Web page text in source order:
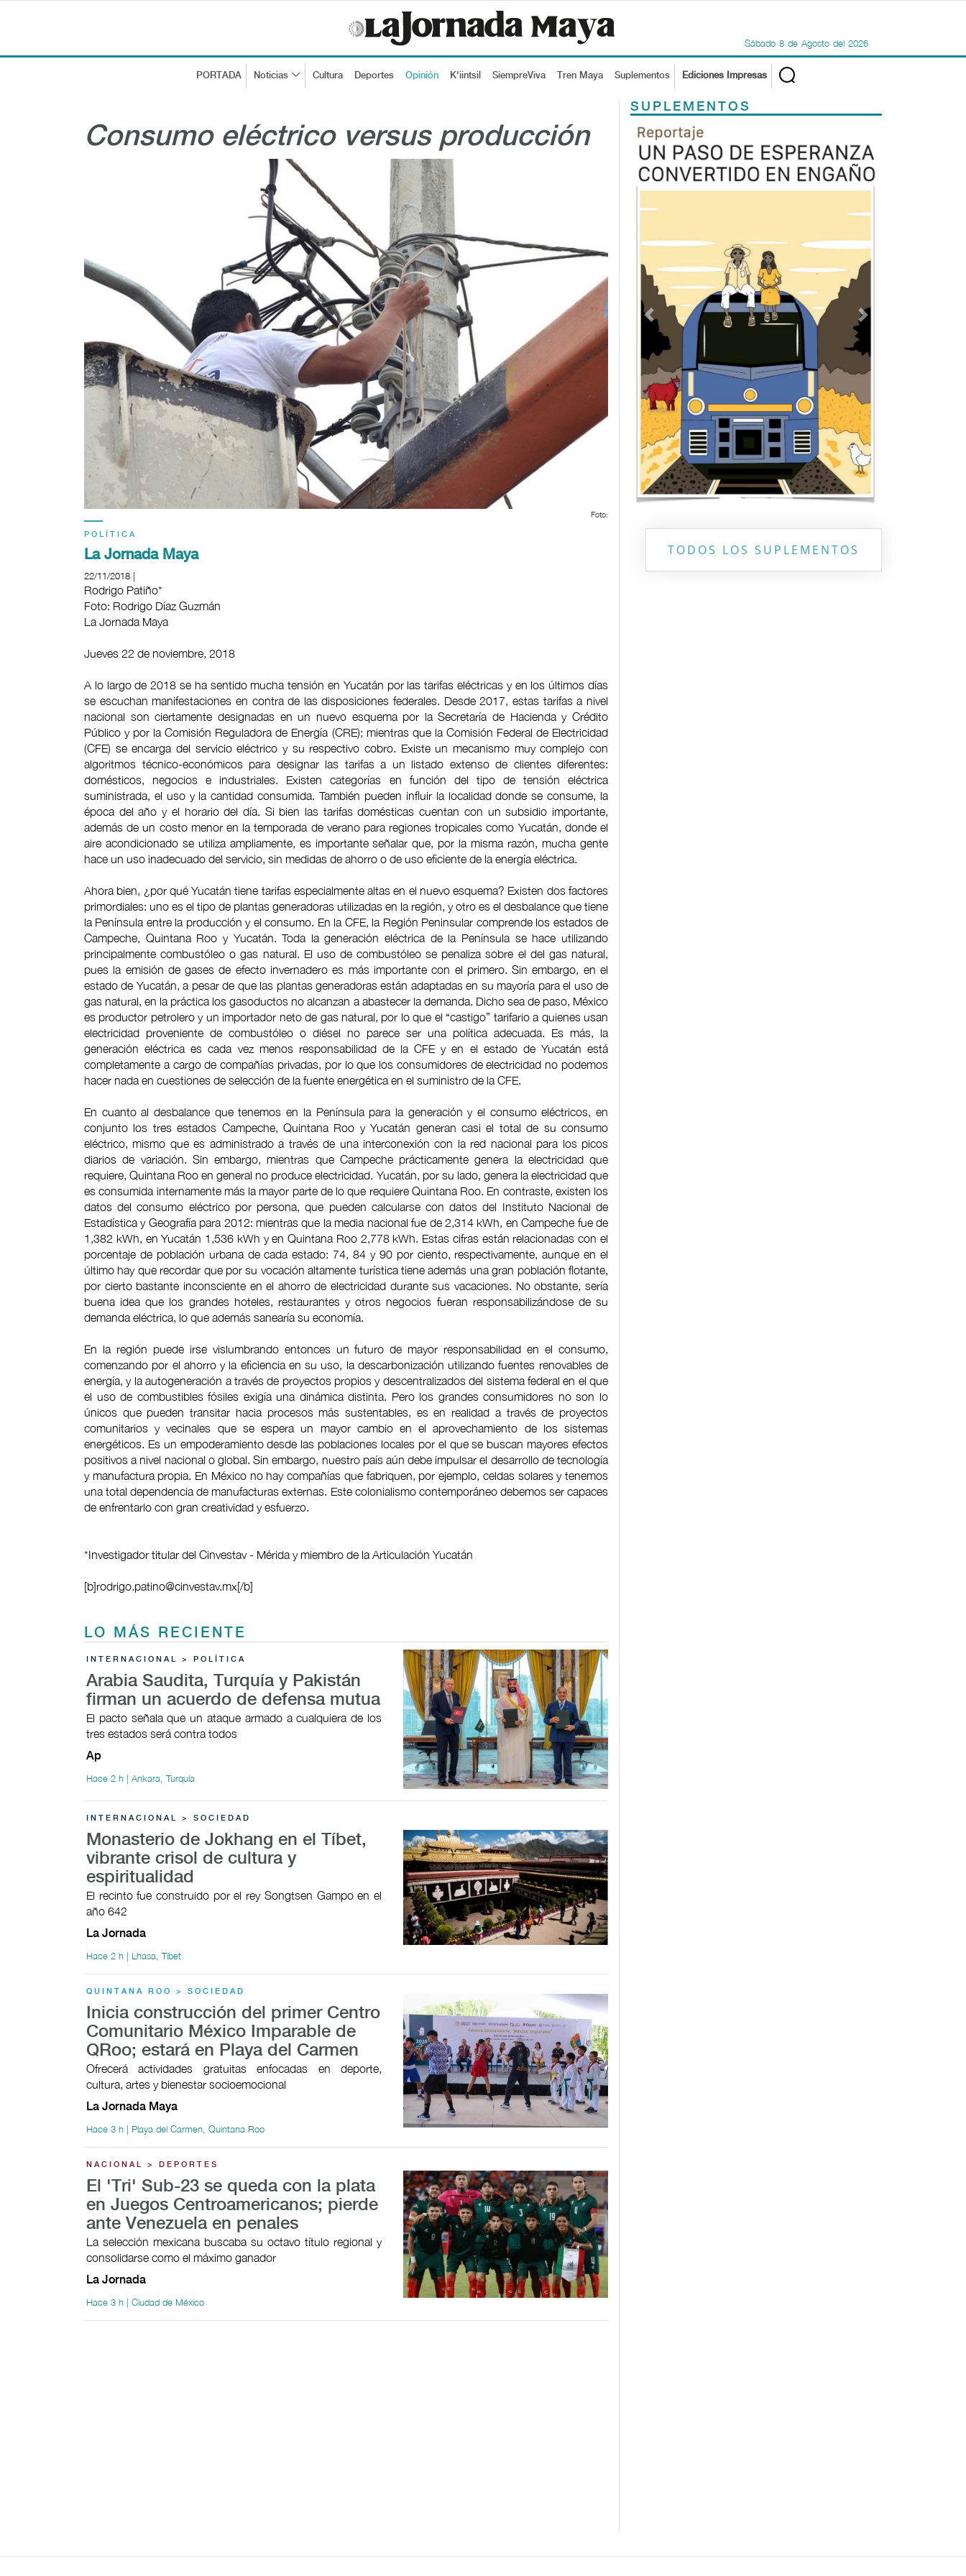
Sábado 8 de Agosto del 2026
PORTADA Noticias Cultura Deportes Opinión K'iintsil SiempreViva Tren Maya Suplementos Ediciones Impresas
Consumo eléctrico versus producción
Foto:
POLÍTICA
La Jornada Maya
22/11/2018 |
Rodrigo Patiño*
Foto: Rodrigo Díaz Guzmán
La Jornada Maya
Jueves 22 de noviembre, 2018
A lo largo de 2018 se ha sentido mucha tensión en Yucatán por las tarifas eléctricas y en los últimos días
se escuchan manifestaciones en contra de las disposiciones federales. Desde 2017, estas tarifas a nivel
nacional son ciertamente designadas en un nuevo esquema por la Secretaría de Hacienda y Crédito
Público y por la Comisión Reguladora de Energía (CRE); mientras que la Comisión Federal de Electricidad
(CFE) se encarga del servicio eléctrico y su respectivo cobro. Existe un mecanismo muy complejo con
algoritmos técnico-económicos para designar las tarifas a un listado extenso de clientes diferentes:
domésticos, negocios e industriales. Existen categorías en función del tipo de tensión eléctrica
suministrada, el uso y la cantidad consumida. También pueden influir la localidad donde se consume, la
época del año y el horario del día. Si bien las tarifas domésticas cuentan con un subsidio importante,
además de un costo menor en la temporada de verano para regiones tropicales como Yucatán, donde el
aire acondicionado se utiliza ampliamente, es importante señalar que, por la misma razón, mucha gente
hace un uso inadecuado del servicio, sin medidas de ahorro o de uso eficiente de la energía eléctrica.
Ahora bien, ¿por qué Yucatán tiene tarifas especialmente altas en el nuevo esquema? Existen dos factores
primordiales: uno es el tipo de plantas generadoras utilizadas en la región, y otro es el desbalance que tiene
la Península entre la producción y el consumo. En la CFE, la Región Peninsular comprende los estados de
Campeche, Quintana Roo y Yucatán. Toda la generación eléctrica de la Península se hace utilizando
principalmente combustóleo o gas natural. El uso de combustóleo se penaliza sobre el del gas natural,
pues la emisión de gases de efecto invernadero es más importante con el primero. Sin embargo, en el
estado de Yucatán, a pesar de que las plantas generadoras están adaptadas en su mayoría para el uso de
gas natural, en la práctica los gasoductos no alcanzan a abastecer la demanda. Dicho sea de paso, México
es productor petrolero y un importador neto de gas natural, por lo que el “castigo” tarifario a quienes usan
electricidad proveniente de combustóleo o diésel no parece ser una política adecuada. Es más, la
generación eléctrica es cada vez menos responsabilidad de la CFE y en el estado de Yucatán está
completamente a cargo de compañías privadas, por lo que los consumidores de electricidad no podemos
hacer nada en cuestiones de selección de la fuente energética en el suministro de la CFE.
En cuanto al desbalance que tenemos en la Península para la generación y el consumo eléctricos, en
conjunto los tres estados Campeche, Quintana Roo y Yucatán generan casi el total de su consumo
eléctrico, mismo que es administrado a través de una interconexión con la red nacional para los picos
diarios de variación. Sin embargo, mientras que Campeche prácticamente genera la electricidad que
requiere, Quintana Roo en general no produce electricidad. Yucatán, por su lado, genera la electricidad que
es consumida internamente más la mayor parte de lo que requiere Quintana Roo. En contraste, existen los
datos del consumo eléctrico por persona, que pueden calcularse con datos del Instituto Nacional de
Estadística y Geografía para 2012: mientras que la media nacional fue de 2,314 kWh, en Campeche fue de
1,382 kWh, en Yucatán 1,536 kWh y en Quintana Roo 2,778 kWh. Estas cifras están relacionadas con el
porcentaje de población urbana de cada estado: 74, 84 y 90 por ciento, respectivamente, aunque en el
último hay que recordar que por su vocación altamente turística tiene además una gran población flotante,
por cierto bastante inconsciente en el ahorro de electricidad durante sus vacaciones. No obstante, sería
buena idea que los grandes hoteles, restaurantes y otros negocios fueran responsabilizándose de su
demanda eléctrica, lo que además sanearía su economía.
En la región puede irse vislumbrando entonces un futuro de mayor responsabilidad en el consumo,
comenzando por el ahorro y la eficiencia en su uso, la descarbonización utilizando fuentes renovables de
energía, y la autogeneración a través de proyectos propios y descentralizados del sistema federal en el que
el uso de combustibles fósiles exigía una dinámica distinta. Pero los grandes consumidores no son lo
únicos que pueden transitar hacia procesos más sustentables, es en realidad a través de proyectos
comunitarios y vecinales que se espera un mayor cambio en el aprovechamiento de los sistemas
energéticos. Es un empoderamiento desde las poblaciones locales por el que se buscan mayores efectos
positivos a nivel nacional o global. Sin embargo, nuestro país aún debe impulsar el desarrollo de tecnología
y manufactura propia. En México no hay compañías que fabriquen, por ejemplo, celdas solares y tenemos
una total dependencia de manufacturas externas. Este colonialismo contemporáneo debemos ser capaces
de enfrentarlo con gran creatividad y esfuerzo.
*Investigador titular del Cinvestav - Mérida y miembro de la Articulación Yucatán
[b]rodrigo.patino@cinvestav.mx[/b]
LO MÁS RECIENTE
INTERNACIONAL > POLÍTICA
Arabia Saudita, Turquía y Pakistán
firman un acuerdo de defensa mutua
El pacto señala que un ataque armado a cualquiera de los
tres estados será contra todos
Ap
Hace 2 h | Ankara, Turquía
INTERNACIONAL > SOCIEDAD
Monasterio de Jokhang en el Tíbet,
vibrante crisol de cultura y
espiritualidad
El recinto fue construido por el rey Songtsen Gampo en el
año 642
La Jornada
Hace 2 h | Lhasa, Tíbet
QUINTANA ROO > SOCIEDAD
Inicia construcción del primer Centro
Comunitario México Imparable de
QRoo; estará en Playa del Carmen
Ofrecerá actividades gratuitas enfocadas en deporte,
cultura, artes y bienestar socioemocional
La Jornada Maya
Hace 3 h | Playa del Carmen, Quintana Roo
NACIONAL > DEPORTES
El 'Tri' Sub-23 se queda con la plata
en Juegos Centroamericanos; pierde
ante Venezuela en penales
La selección mexicana buscaba su octavo título regional y
consolidarse como el máximo ganador
La Jornada
Hace 3 h | Ciudad de México
SUPLEMENTOS
Previous Next
TODOS LOS SUPLEMENTOS